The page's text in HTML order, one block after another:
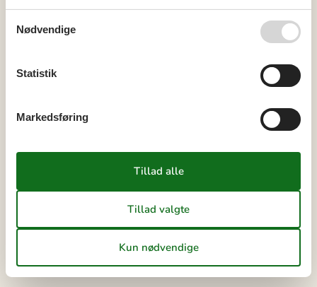
Der er begrænset mulighed for miniferie hele året, typisk uden
for højsæsonen.
on to
31
1
2
6
12 13 14
34
17 18 19 20 21 22
23
Nødvendige
Statistik
Markedsføring